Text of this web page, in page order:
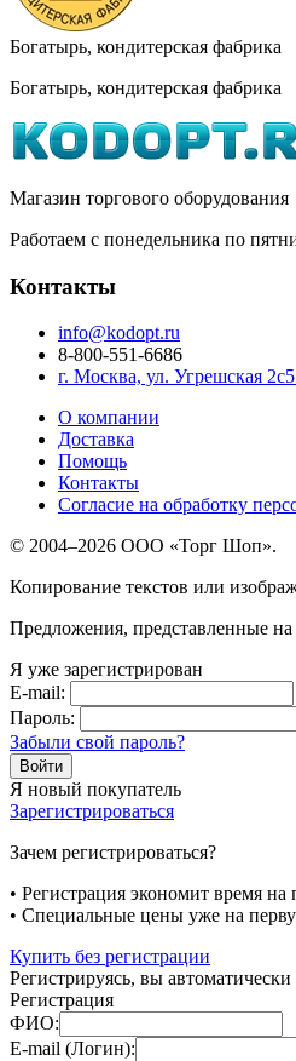
Богатырь, кондитерская фабрика
Богатырь, кондитерская фабрика
Магазин торгового оборудования
Работаем с понедельника по
Контакты
info@kodopt.ru
8-800-551-6686
г. Москва, ул. Угрешская
О компании
Доставка
Помощь
Контакты
Согласие на обработку
© 2004–2026 ООО «Торг Шоп».
Копирование текстов или
Предложения, представленные
Я уже зарегистрирован
E-mail:
Пароль:
Забыли свой пароль?
Я новый покупатель
Зарегистрироваться
Зачем регистрироваться?
• Регистрация экономит время
• Специальные цены уже на
Купить без регистрации
Регистрируясь, вы автоматически
Регистрация
ФИО:
E-mail (Логин):